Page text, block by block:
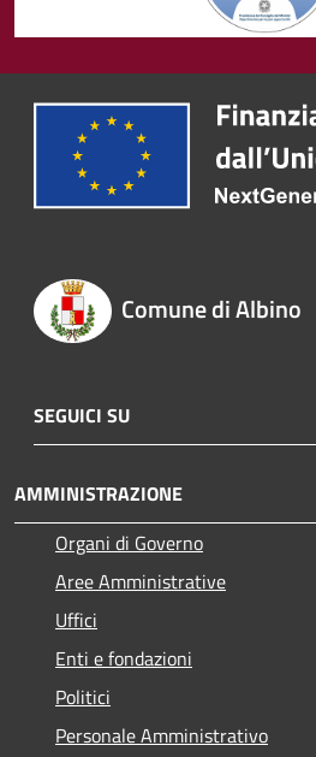
Comune di Albino
SEGUICI SU
AMMINISTRAZIONE
Organi di Governo
Aree Amministrative
Uffici
Enti e fondazioni
Politici
Personale Amministrativo